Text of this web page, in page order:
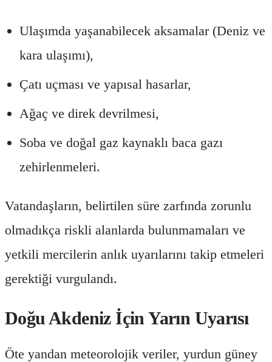
Ulaşımda yaşanabilecek aksamalar (Deniz ve
kara ulaşımı),
Çatı uçması ve yapısal hasarlar,
Ağaç ve direk devrilmesi,
Soba ve doğal gaz kaynaklı baca gazı
zehirlenmeleri.
Vatandaşların, belirtilen süre zarfında zorunlu
olmadıkça riskli alanlarda bulunmamaları ve
yetkili mercilerin anlık uyarılarını takip etmeleri
gerektiği vurgulandı.
Doğu Akdeniz İçin Yarın Uyarısı
Öte yandan meteorolojik veriler, yurdun güney